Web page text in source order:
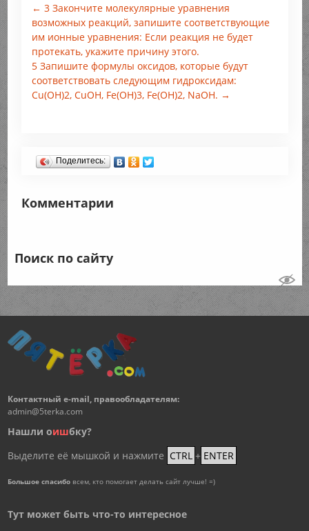
← 3 Закончите молекулярные уравнения
возможных реакций, запишите соответствующие
им ионные уравнения: Если реакция не будет
протекать, укажите причину этого.
5 Запишите формулы оксидов, которые будут
соответствовать следующим гидроксидам:
Cu(OH)2, CuOH, Fe(OH)3, Fe(OH)2, NaOH. →
Поделитесь:
Комментарии
Поиск по сайту
Контактный e-mail, правообладателям:
admin@5terka.com
Нашли оишбку?
Выделите её мышкой и нажмите CTRL + ENTER
Большое спасибовсем, кто помогает делать сайт лучше! =)
Тут может быть что-то интересное